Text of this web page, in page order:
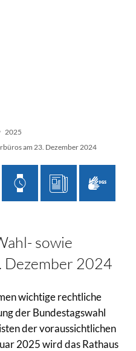
2025
am 23. Dezember 2024
sowie
Dezember 2024
wichtige rechtliche
der Bundestagswahl
der voraussichtlichen
2025 wird das Rathaus